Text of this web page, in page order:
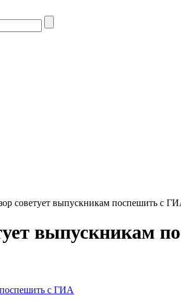
советует выпускникам поспешить с
выпускникам